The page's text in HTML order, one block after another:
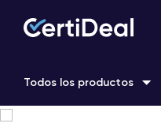
Todos los productos